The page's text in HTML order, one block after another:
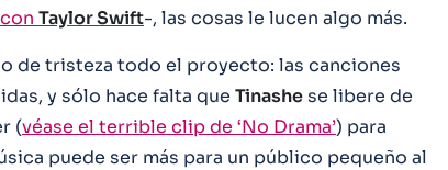
Taylor Swift-, las cosas le lucen algo más.
de tristeza todo el proyecto: las canciones
y sólo hace falta que Tinashese libere de
(véase el terrible clip de ‘No Drama’) para
puede ser más para un público pequeño al